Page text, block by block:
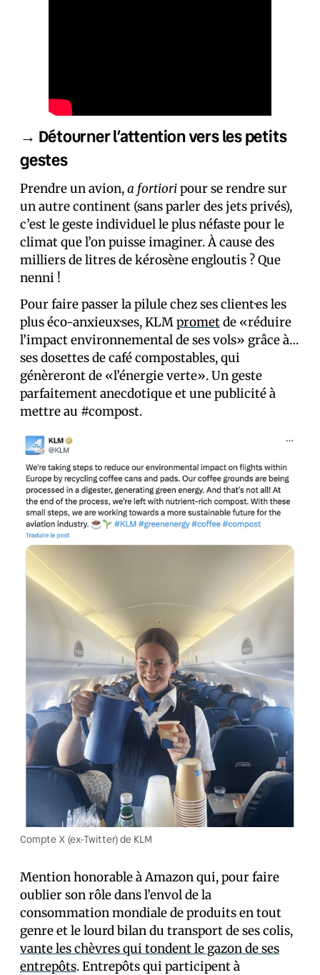
→ Détourner l’attention vers les petits
gestes
Prendre un avion,a fortioripour se rendre sur
un autre continent (sans parler des jets privés),
c’est le geste individuel le plus néfaste pour le
climat que l’on puisse imaginer. À cause des
milliers de litres de kérosène engloutis ? Que
nenni !
Pour faire passer la pilule chez ses client·es les
plus éco-anxieux·ses, KLMprometde «réduire
l’impact environnemental de ses vols» grâce à…
ses dosettes de café compostables, qui
génèreront de «l’énergie verte». Un geste
parfaitement anecdotique et une publicité à
mettre au #compost.
Compte X (ex-Twitter) de KLM
Mention honorable à Amazon qui, pour faire
oublier son rôle dans l’envol de la
consommation mondiale de produits en tout
genre et le lourd bilan du transport de ses colis,
vante les chèvres qui tondent le gazon de ses
entrepôts. Entrepôts qui participent à